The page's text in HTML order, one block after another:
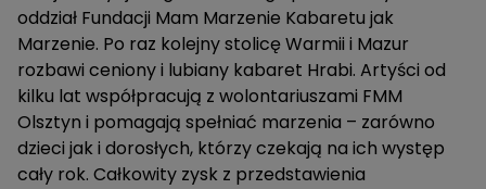
oddział Fundacji Mam Marzenie Kabaretu jak
Marzenie. Po raz kolejny stolicę Warmii i Mazur
rozbawi ceniony i lubiany kabaret Hrabi. Artyści od
kilku lat współpracują z wolontariuszami FMM
Olsztyn i pomagają spełniać marzenia – zarówno
dzieci jak i dorosłych, którzy czekają na ich występ
cały rok. Całkowity zysk z przedstawienia